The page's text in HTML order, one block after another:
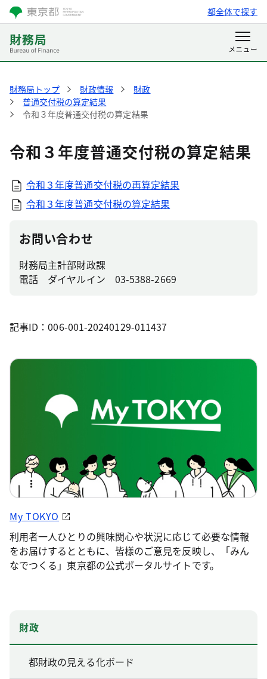
都全体で探す
財務局トップ 財政情報
財政
普通交付税の算定結果
令和３年度普通交付税の算定結果
令和３年度普通交付税の算定結果
令和３年度普通交付税の再算定結果
令和３年度普通交付税の算定結果
お問い合わせ
財務局主計部財政課
電話 ダイヤルイン 03-5388-2669
記事ID：006-001-20240129-011437
My TOKYO
利用者一人ひとりの興味関心や状況に応じて必要な情報
をお届けするとともに、皆様のご意見を反映し、「みん
なでつくる」東京都の公式ポータルサイトです。
財政
都財政の見える化ボード